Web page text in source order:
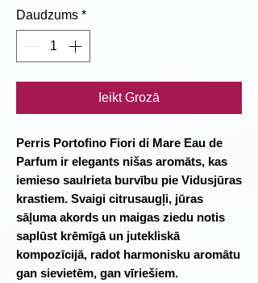
Daudzums *
Ieikt Grozā
Perris Portofino Fiori di Mare Eau de
Parfum ir elegants nišas aromāts, kas
iemieso saulrieta burvību pie Vidusjūras
krastiem. Svaigi citrusaugļi, jūras
sāļuma akords un maigas ziedu notis
saplūst krēmīgā un jutekliskā
kompozīcijā, radot harmonisku aromātu
gan sievietēm, gan vīriešiem.